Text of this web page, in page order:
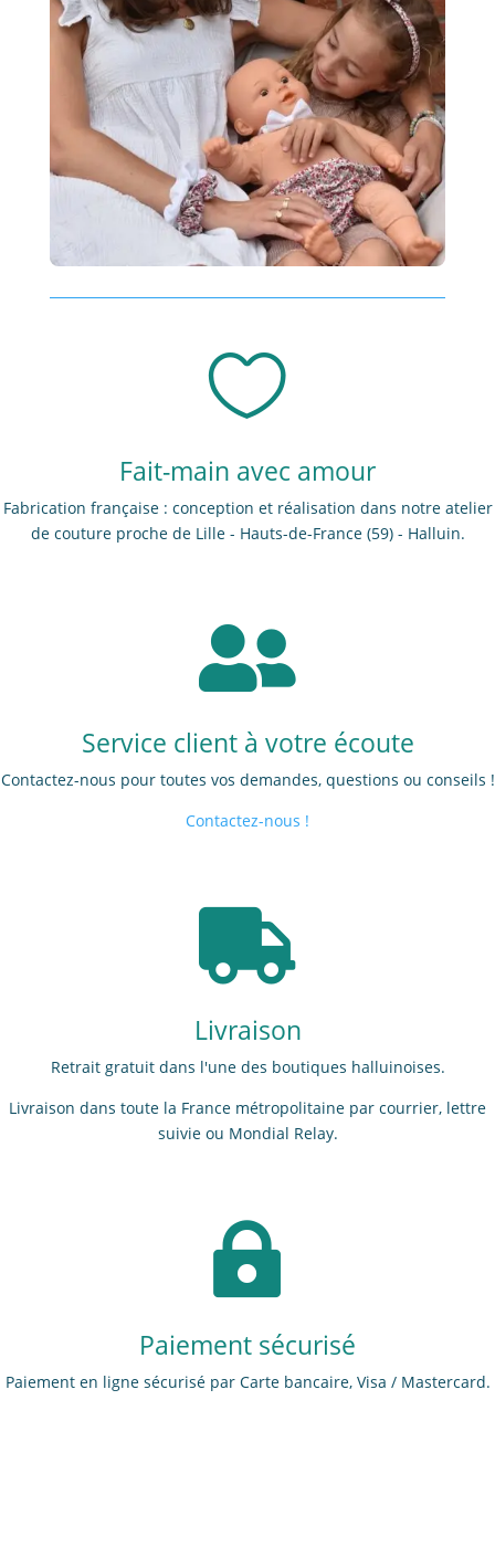

Fait-main avec amour
Fabrication française : conception et réalisation dans notre atelier
de couture proche de Lille - Hauts-de-France (59) - Halluin.

Service client à votre écoute
Contactez-nous pour toutes vos demandes, questions ou conseils !
Contactez-nous !

Livraison
Retrait gratuit dans l'une des boutiques halluinoises.
Livraison dans toute la France métropolitaine par courrier, lettre
suivie ou Mondial Relay.

Paiement sécurisé
Paiement en ligne sécurisé par Carte bancaire, Visa / Mastercard.